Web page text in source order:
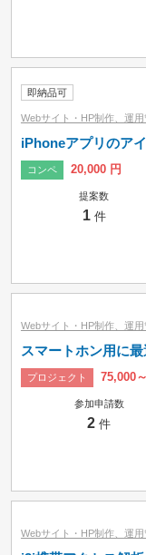
即納品可
Webサイト・HP制作、運用
iPhoneアプリのア
コンペ 20,000 円
提案数
1件
Webサイト・HP制作、運用
スマートホン用に
プロジェクト 75,000
参加申請数
2 件
Webサイト・HP制作、運用